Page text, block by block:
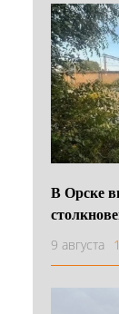
В Орске
9 августа